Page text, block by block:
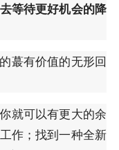
等待更好机会的降
蕞有价值的无形回
就可以有更大的余
作；找到一种全新